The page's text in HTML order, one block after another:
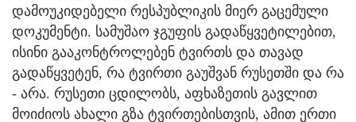
დამოუკიდებელი რესპუბლიკის მიერ გაცემული
დოკუმენტი. სამუშაო ჯგუფის გადაწყვეტილებით,
ისინი გააკონტროლებენ ტვირთს და თავად
გადაწყვეტენ, რა ტვირთი გაუშვან რუსეთში და რა
- არა. რუსეთი ცდილობს, აფხაზეთის გავლით
მოიძიოს ახალი გზა ტვირთებისთვის, ამით ერთი